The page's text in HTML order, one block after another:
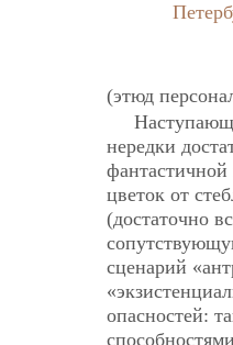
(этюд
нередки
цветок от
(достаточно
сценарий
опасностей: